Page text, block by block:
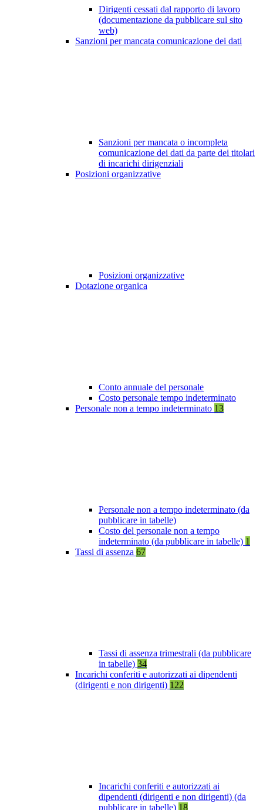
Dirigenti cessati dal rapporto di lavoro
(documentazione da pubblicare sul sito
web)
Sanzioni per mancata comunicazione dei dati
Sanzioni per mancata o incompleta
comunicazione dei dati da parte dei titolari
di incarichi dirigenziali
Posizioni organizzative
Posizioni organizzative
Dotazione organica
Conto annuale del personale
Costo personale tempo indeterminato
Personale non a tempo indeterminato 13
Personale non a tempo indeterminato (da
pubblicare in tabelle)
Costo del personale non a tempo
indeterminato (da pubblicare in tabelle) 1
Tassi di assenza 67
Tassi di assenza trimestrali (da pubblicare
in tabelle) 34
Incarichi conferiti e autorizzati ai dipendenti
(dirigenti e non dirigenti) 122
Incarichi conferiti e autorizzati ai
dipendenti (dirigenti e non dirigenti) (da
pubblicare in tabelle) 18